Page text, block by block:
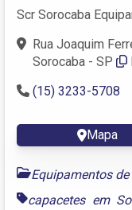
Scr Sorocaba
Rua Joaquim
Sorocaba - SP
(15) 3233-5708
Mapa
Equipamentos
capacetes em